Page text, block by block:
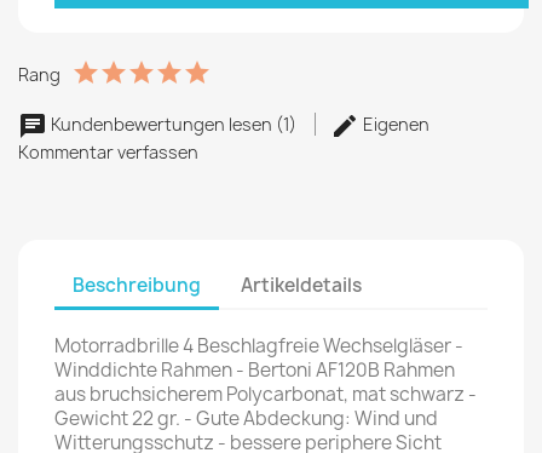
Rang
Kundenbewertungen lesen (1)
Eigenen
Kommentar verfassen
Beschreibung Artikeldetails
Motorradbrille 4 Beschlagfreie Wechselgläser -
Winddichte Rahmen - Bertoni AF120B Rahmen
aus bruchsicherem Polycarbonat, mat schwarz -
Gewicht 22 gr. - Gute Abdeckung: Wind und
Witterungsschutz - bessere periphere Sicht